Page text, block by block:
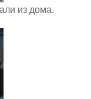
из дома.